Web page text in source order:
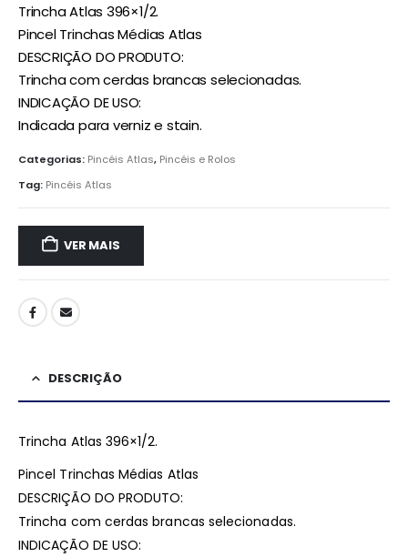
Trincha Atlas 396×1/2.
Pincel Trinchas Médias Atlas
DESCRIÇÃO DO PRODUTO:
Trincha com cerdas brancas selecionadas.
INDICAÇÃO DE USO:
Indicada para verniz e stain.
Categorias: Pincéis Atlas, Pincéis e Rolos
Tag: Pincéis Atlas
VER MAIS
DESCRIÇÃO
Trincha Atlas 396×1/2.
Pincel Trinchas Médias Atlas
DESCRIÇÃO DO PRODUTO:
Trincha com cerdas brancas selecionadas.
INDICAÇÃO DE USO: